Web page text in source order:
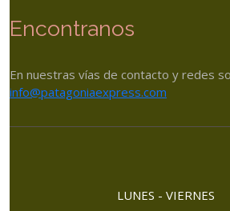
Encontranos
En nuestras vías de contacto y redes
info@patagoniaexpress.com
LUNES - VIERNES